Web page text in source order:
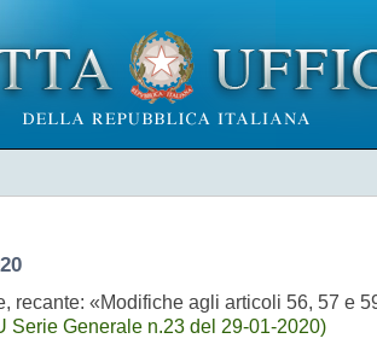
recante: «Modifiche agli articoli 56, 57 e
Serie Generale n.23 del 29-01-2020)